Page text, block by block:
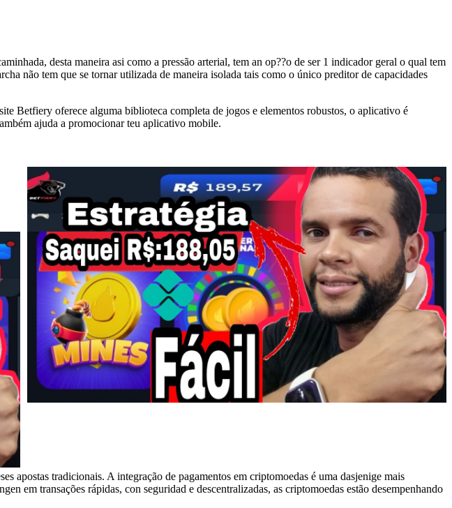
desta maneira asi como a pressão arterial, tem an op??o de ser 1 indicador geral o qual tem
não tem que se tornar utilizada de maneira isolada tais como o único preditor de capacidades
Betfiery oferece alguma biblioteca completa de jogos e elementos robustos, o aplicativo é
ajuda a promocionar teu aplicativo mobile.
apostas tradicionais. A integração de pagamentos em criptomoedas é uma dasjenige mais
em transações rápidas, con seguridad e descentralizadas, as criptomoedas estão desempenhando